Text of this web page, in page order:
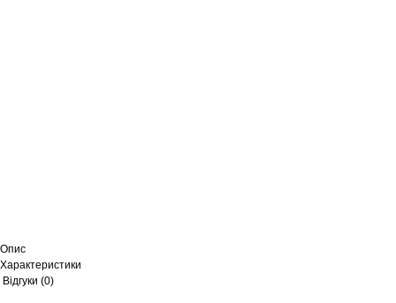
Опис
Характеристики
Відгуки (0)